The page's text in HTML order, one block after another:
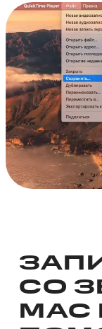
СО
MAC